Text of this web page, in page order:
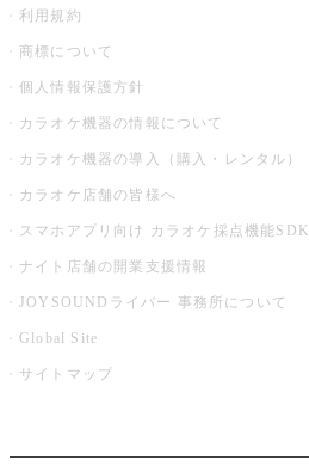
利用規約
商標について
個人情報保護方針
カラオケ機器の情報について
カラオケ機器の導入（購入・レンタル）
カラオケ店舗の皆様へ
スマホアプリ向け カラオケ採点機能SDK
ナイト店舗の開業支援情報
JOYSOUNDライバー 事務所について
Global Site
サイトマップ